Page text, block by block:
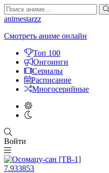
animestarzz
Смотреть аниме онлайн
Топ 100
Онгоинги
Сериалы
Расписание
Многосерийные
Войти
7.933853